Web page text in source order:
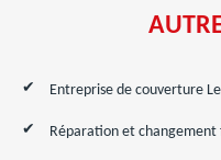
Entreprise de couverture
Réparation et